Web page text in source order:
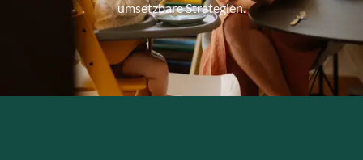
umsetzbare Strategien.